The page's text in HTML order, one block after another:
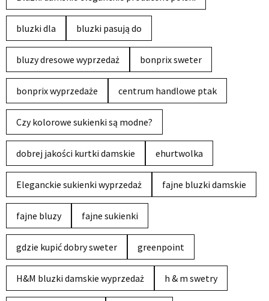
bluzki dla bluzki pasują do
bluzy dresowe wyprzedaż bonprix sweter
bonprix wyprzedaże centrum handlowe ptak
Czy kolorowe sukienki są modne?
dobrej jakości kurtki damskie ehurtwolka
Eleganckie sukienki wyprzedaż fajne bluzki damskie
fajne bluzy fajne sukienki
gdzie kupić dobry sweter greenpoint
H&M bluzki damskie wyprzedaż h & m swetry